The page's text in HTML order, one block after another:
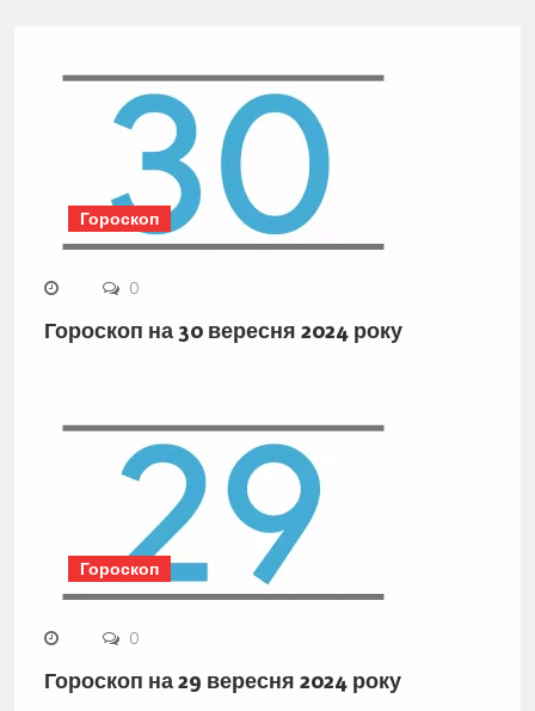
Гороскоп
0
Гороскоп на 30 вересня 2024 року
Гороскоп
0
Гороскоп на 29 вересня 2024 року